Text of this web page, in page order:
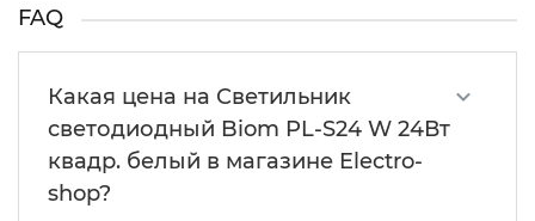
FAQ
Какая цена на Светильник
светодиодный Biom PL-S24 W 24Вт
квадр. белый в магазине Electro-
shop?